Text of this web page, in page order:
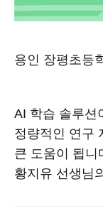
용인 장평초등
AI 학습 솔루션
정량적인 연구
큰 도움이 됩니
황지유 선생님